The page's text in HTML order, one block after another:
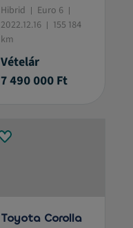
Hibrid
Euro 6
2022.12.16
155 184
km
Vételár
7 490 000 Ft
Toyota Corolla